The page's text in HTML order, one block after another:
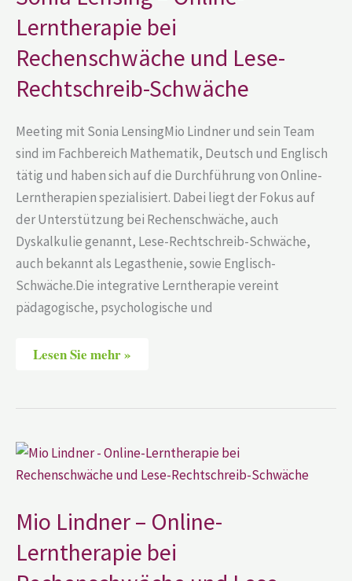
Lerntherapie bei
Rechenschwäche und Lese-
Rechtschreib-Schwäche
Meeting mit Sonia LensingMio Lindner und sein Team
sind im Fachbereich Mathematik, Deutsch und Englisch
tätig und haben sich auf die Durchführung von Online-
Lerntherapien spezialisiert. Dabei liegt der Fokus auf
der Unterstützung bei Rechenschwäche, auch
Dyskalkulie genannt, Lese-Rechtschreib-Schwäche,
auch bekannt als Legasthenie, sowie Englisch-
Schwäche.Die integrative Lerntherapie vereint
pädagogische, psychologische und
Lese-
Schwäche
Lesen Sie mehr »
Mio Lindner – Online-
Lerntherapie bei
Mio
Lindner
–
bei
Rechenschwäche
Lese-